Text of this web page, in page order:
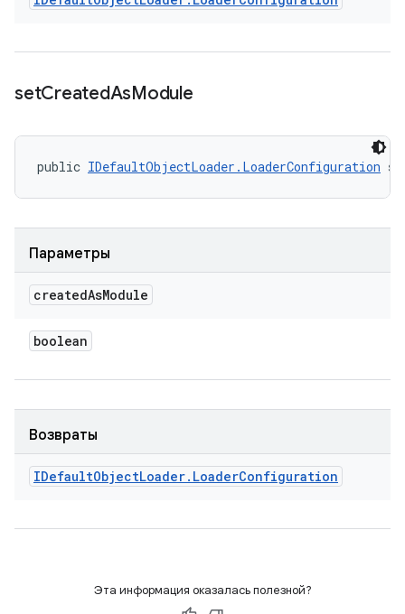
setCreatedAsModule
public IDefaultObjectLoader.LoaderConfiguration
Параметры
createdAsModule
boolean
Возвраты
IDefaultObjectLoader. LoaderConfiguration
Эта информация оказалась полезной?